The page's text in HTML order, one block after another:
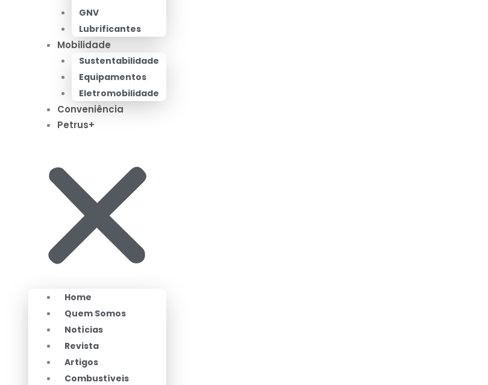
GNV
Lubrificantes
Mobilidade
Sustentabilidade
Equipamentos
Eletromobilidade
Conveniência
Petrus+
Home
Quem Somos
Notícias
Revista
Artigos
Combustíveis